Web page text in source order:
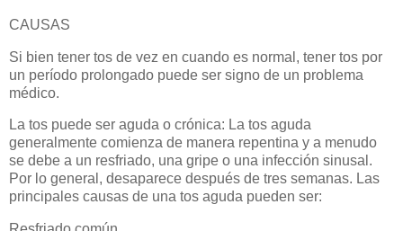
CAUSAS
Si bien tener tos de vez en cuando es normal, tener tos por
un período prolongado puede ser signo de un problema
médico.
La tos puede ser aguda o crónica: La tos aguda
generalmente comienza de manera repentina y a menudo
se debe a un resfriado, una gripe o una infección sinusal.
Por lo general, desaparece después de tres semanas. Las
principales causas de una tos aguda pueden ser: